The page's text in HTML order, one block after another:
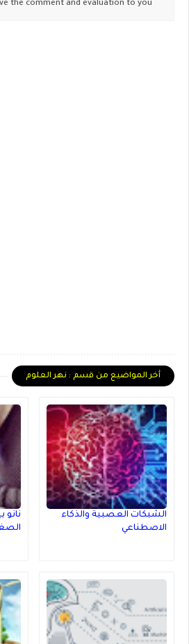
the comment and evaluation to you.
أخر المواضيع من قسم : نهر العلوم
الشبكات العصبية والذكاء
الاصطناعي
نانو